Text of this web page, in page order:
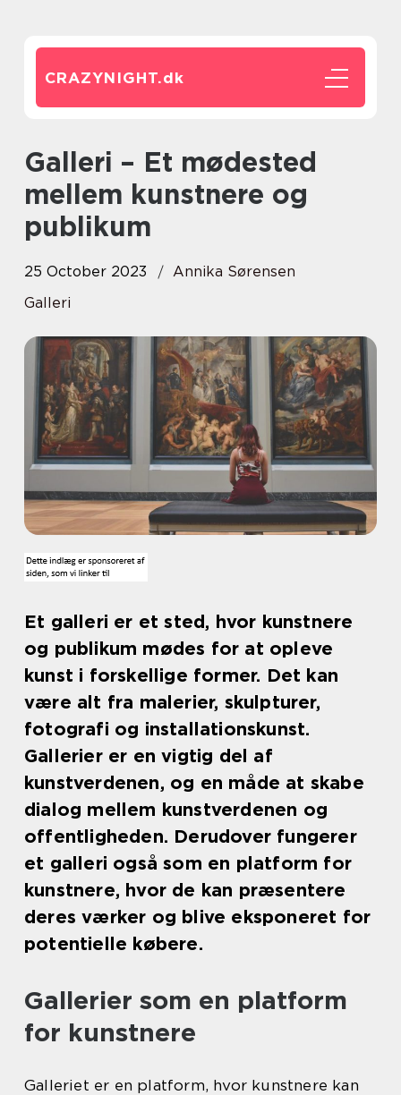
CRAZYNIGHT.dk
Galleri – Et mødested
mellem kunstnere og
publikum
25 October 2023
Annika Sørensen
Galleri
Et galleri er et sted, hvor kunstnere
og publikum mødes for at opleve
kunst i forskellige former. Det kan
være alt fra malerier, skulpturer,
fotografi og installationskunst.
Gallerier er en vigtig del af
kunstverdenen, og en måde at skabe
dialog mellem kunstverdenen og
offentligheden. Derudover fungerer
et galleri også som en platform for
kunstnere, hvor de kan præsentere
deres værker og blive eksponeret for
potentielle købere.
Gallerier som en platform
for kunstnere
Galleriet er en platform, hvor kunstnere kan